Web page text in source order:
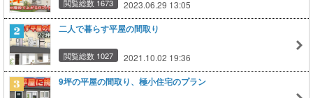
閲覧総数 1673 2023.06.29 13:05
二人で暮らす平屋の間取り
閲覧総数 1027 2021.10.02 19:36
9坪の平屋の間取り、極小住宅のプラン